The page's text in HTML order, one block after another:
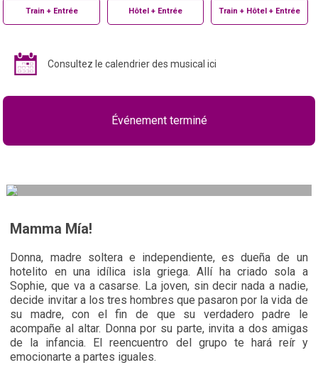
Train + Entrée Hôtel + Entrée Train + Hôtel + Entrée
Consultez le calendrier des musical ici
Événement terminé
Mamma Mía!
Donna, madre soltera e independiente, es dueña de un
hotelito en una idílica isla griega. Allí ha criado sola a
Sophie, que va a casarse. La joven, sin decir nada a nadie,
decide invitar a los tres hombres que pasaron por la vida de
su madre, con el fin de que su verdadero padre le
acompañe al altar. Donna por su parte, invita a dos amigas
de la infancia. El reencuentro del grupo te hará reír y
emocionarte a partes iguales.